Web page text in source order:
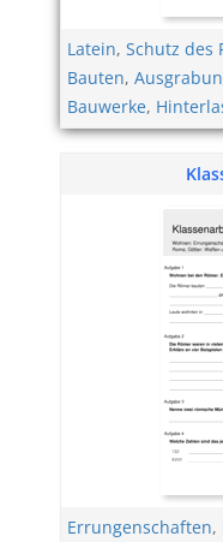
Latein, Schutz des
Bauten,
Bauwerke,
Errungenschaften,